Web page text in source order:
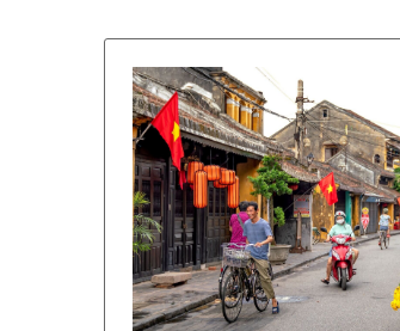
DECOUVRIR CE CIRCUIT